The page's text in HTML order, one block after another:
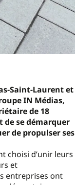
Saint-Laurent et
IN Médias,
de 18
se démarquer
de propulser ses
choisi d’unir leurs
et
entreprises ont